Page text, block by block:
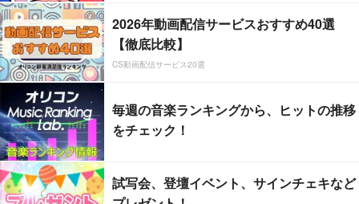
2026年動画配信サービスおすすめ40選
【徹底比較】
CS動画配信サービス20選
毎週の音楽ランキングから、ヒットの推移
をチェック！
試写会、登壇イベント、サインチェキなど